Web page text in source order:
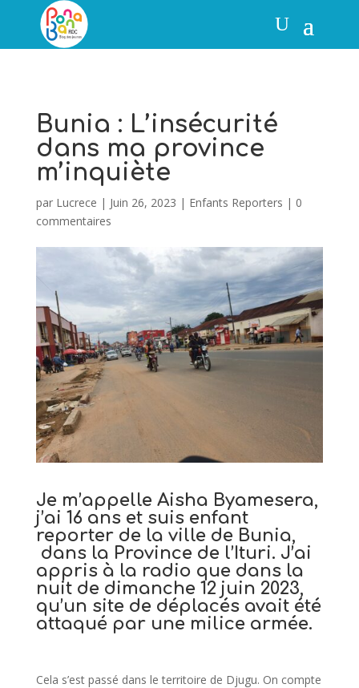
Bunia : L’insécurité
dans ma province
m’inquiète
par Lucrece | Juin 26, 2023 | Enfants Reporters | 0
commentaires
Je m’appelle Aisha Byamesera,
j’ai 16 ans et suis enfant
reporter de la ville de Bunia,
dans la Province de l’Ituri. J’ai
appris à la radio que dans la
nuit de dimanche 12 juin 2023,
qu’un site de déplacés avait été
attaqué par une milice armée.
Cela s’est passé dans le territoire de Djugu. On compte